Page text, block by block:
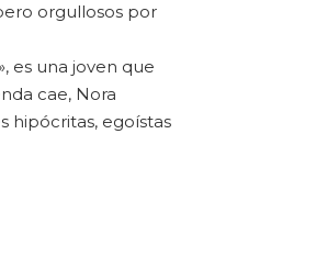
orgullosos por
es una joven que
cae, Nora
hipócritas, egoístas